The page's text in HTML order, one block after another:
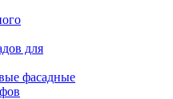
для
фасадные